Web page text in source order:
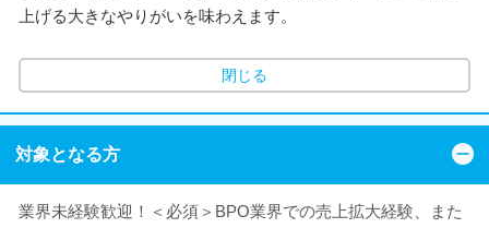
上げる大きなやりがいを味わえます。
閉じる
対象となる方
業界未経験歓迎！＜必須＞BPO業界での売上拡大経験、また